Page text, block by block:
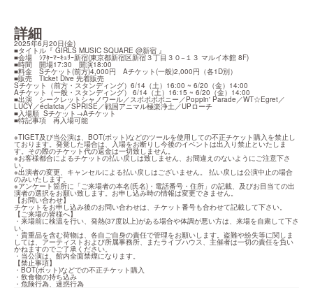
詳細
2025年6月20日(金)
■タイトル『 GIRLS MUSIC SQUARE @新宿 』
■会場　ｼｱﾀｰﾏｰｷｭﾘｰ新宿(東京都新宿区新宿３丁目３０−１３ マルイ本館 8F)
■時間　開場17:30　開演18:00
■料金　Sチケット(前方)4,000円　Aチケット(一般)2,000円（各1D別）
■販売　Ticket Dive 先着販売
Sチケット（前方・スタンディング）6/14（土）16:00 ~ 6/20（金）14:00
Aチケット（一般・スタンディング） 6/14（土）16:15 ~ 6/20（金）14:00
■出演　シークレットシャノワール／スポポポポニー／Poppin' Parade／WT☆Egret／
LUCY／éclatcia／SPRISE／戦国アニマル極楽浄土／UPローチ
■入場順  Sチケット→Aチケット
■特記事項　再入場可能
※TIGET及び当公演は、BOT(ボット)などのツールを使用しての不正チケット購入を禁止し
ております。発覚した場合は、入場をお断りし今後のイベントは出入り禁止といたしま
す。その際のチケット代の返金は一切致しません。
※お客様都合によるチケットの払い戻しは致しません、お間違えのないようにご注意下さ
い。
※出演者の変更、キャンセルによる払い戻しはございません。 払い戻しは公演中止の場合
のみいたします。
※アンケート箇所に「ご来場者の本名(氏名)・電話番号・住所」の記載、及びお目当ての出
演者の選択をお願い致します。お申し込み時の情報は変更できません。
【お問い合わせ】
チケットをお申し込み後のお問い合わせは、チケット番号も合わせて記載して下さい。
【ご来場の皆様へ】
・来場前に検温を行い、発熱(37度以上)がある場合や体調が悪い方は、来場を自粛して下さ
い。
・貴重品を含む荷物は、各自ご自身の責任で管理をお願いします。盗難や紛失等に関しま
しては、アーティストおよび所属事務所、またライブハウス、主催者は一切の責任を負い
かねますのでご了承ください。
・当公演は、館内全面禁煙になります。
【禁止事項】
・BOT(ボット)などでの不正チケット購入
・飲食物の持ち込み
・危険行為、迷惑行為